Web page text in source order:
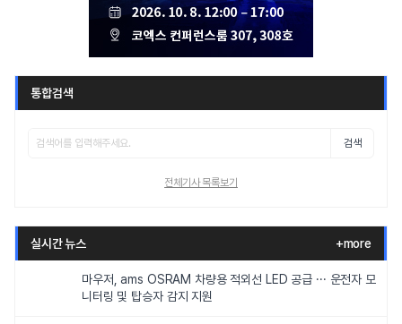
통합검색
검색
전체기사 목록보기
실시간 뉴스 +more
마우저, ams OSRAM 차량용 적외선 LED 공급 ··· 운전자 모
니터링 및 탑승자 감지 지원